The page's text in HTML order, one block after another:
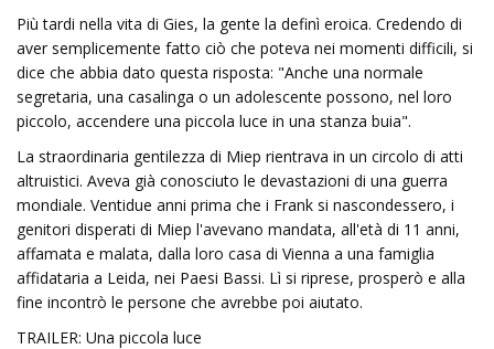
Più tardi nella vita di Gies, la gente la definì eroica. Credendo di
aver semplicemente fatto ciò che poteva nei momenti difficili, si
dice che abbia dato questa risposta: "Anche una normale
segretaria, una casalinga o un adolescente possono, nel loro
piccolo, accendere una piccola luce in una stanza buia".
La straordinaria gentilezza di Miep rientrava in un circolo di atti
altruistici. Aveva già conosciuto le devastazioni di una guerra
mondiale. Ventidue anni prima che i Frank si nascondessero, i
genitori disperati di Miep l'avevano mandata, all'età di 11 anni,
affamata e malata, dalla loro casa di Vienna a una famiglia
affidataria a Leida, nei Paesi Bassi. Lì si riprese, prosperò e alla
fine incontrò le persone che avrebbe poi aiutato.
TRAILER: Una piccola luce